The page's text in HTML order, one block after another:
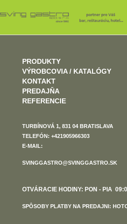
PRODUKTY
VÝROBCOVIA / KATALÓGY
KONTAKT
PREDAJŇA
REFERENCIE
TURBÍNOVÁ 1, 831 04 BRATISLAVA
TELEFÓN: +421905966303
E-MAIL:
SVINGGASTRO@SVINGGASTRO.SK
OTVÁRACIE HODINY: PON - PIA
SPÔSOBY PLATBY NA PREDAJNI: